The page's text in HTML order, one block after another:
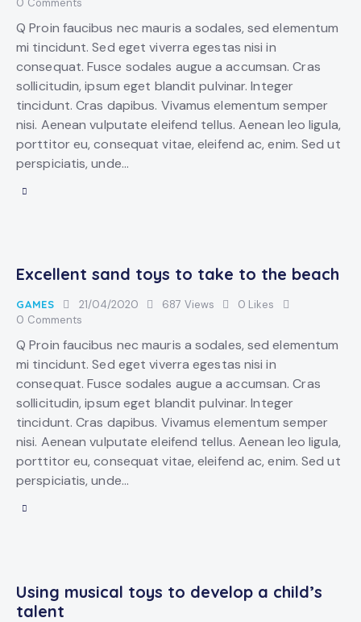
0 Comments
Q Proin faucibus nec mauris a sodales, sed elementum
mi tincidunt. Sed eget viverra egestas nisi in
consequat. Fusce sodales augue a accumsan. Cras
sollicitudin, ipsum eget blandit pulvinar. Integer
tincidunt. Cras dapibus. Vivamus elementum semper
nisi. Aenean vulputate eleifend tellus. Aenean leo ligula,
porttitor eu, consequat vitae, eleifend ac, enim. Sed ut
perspiciatis, unde…
Excellent sand toys to take to the beach
GAMES 21/04/2020 687 Views 0 Likes
0 Comments
Q Proin faucibus nec mauris a sodales, sed elementum
mi tincidunt. Sed eget viverra egestas nisi in
consequat. Fusce sodales augue a accumsan. Cras
sollicitudin, ipsum eget blandit pulvinar. Integer
tincidunt. Cras dapibus. Vivamus elementum semper
nisi. Aenean vulputate eleifend tellus. Aenean leo ligula,
porttitor eu, consequat vitae, eleifend ac, enim. Sed ut
perspiciatis, unde…
Using musical toys to develop a child’s
talent